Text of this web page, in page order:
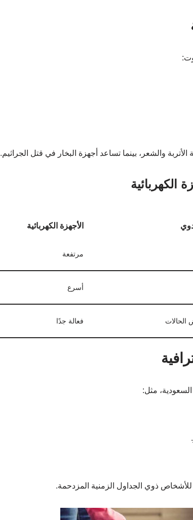
الأتربة والشعر، بينما تساعد أجهزة البخار في قتل الجراثيم.
الكهربائية
الأجهزة الكهربائية
مرتفعة
أسرع
الحالات فعالة جدًا
مثل:
ذوي الجداول الزمنية المزدحمة.